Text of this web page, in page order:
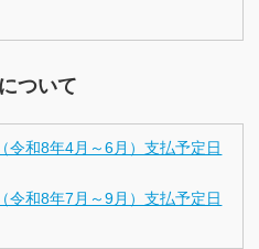
ついて
令和8年4月～6月）支払予定日
令和8年7月～9月）支払予定日